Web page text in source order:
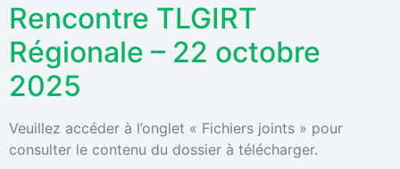
Rencontre TLGIRT
Régionale – 22 octobre
2025
Veuillez accéder à l’onglet « Fichiers joints » pour
consulter le contenu du dossier à télécharger.